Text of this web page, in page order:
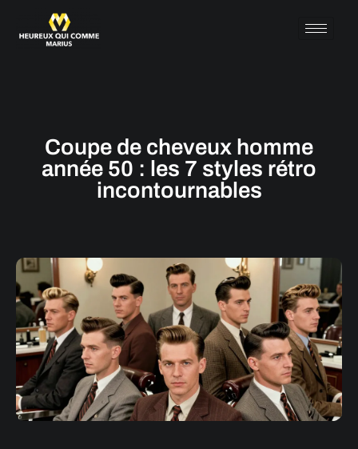
Coupe de cheveux homme
année 50 : les 7 styles rétro
incontournables